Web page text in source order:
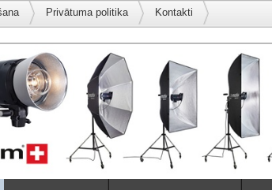
Privātuma politika Kontakti